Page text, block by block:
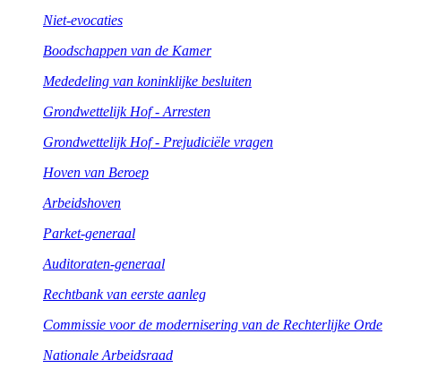
Niet-evocaties
Boodschappen van de Kamer
Mededeling van koninklijke besluiten
Grondwettelijk Hof - Arresten
Grondwettelijk Hof - Prejudiciële vragen
Hoven van Beroep
Arbeidshoven
Parket-generaal
Auditoraten-generaal
Rechtbank van eerste aanleg
Commissie voor de modernisering van de Rechterlijke Orde
Nationale Arbeidsraad